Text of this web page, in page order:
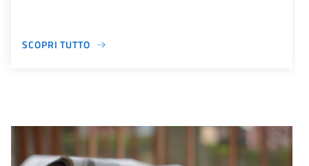
SCOPRI TUTTO